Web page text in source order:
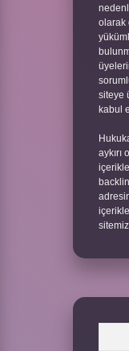
olarak
siteye
kabul